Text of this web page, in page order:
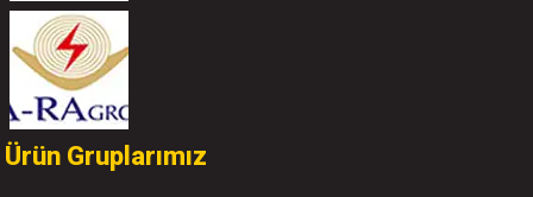
Ürün Gruplarımız